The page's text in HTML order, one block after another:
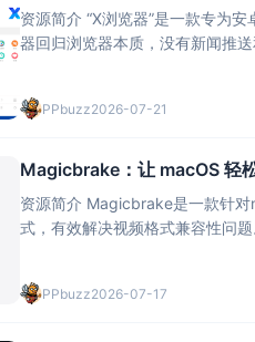
资源简介 “X浏览器”是一款专为安
器回归浏览器本质，没有新闻推送
PPbuzz2026-07-21
Magicbrake：让 macOS 轻
资源简介 Magicbrake是一款针
式，有效解决视频格式兼容性问题。 这款应用程序拥有简洁直观的图形界面，无需复杂的命
PPbuzz2026-07-17